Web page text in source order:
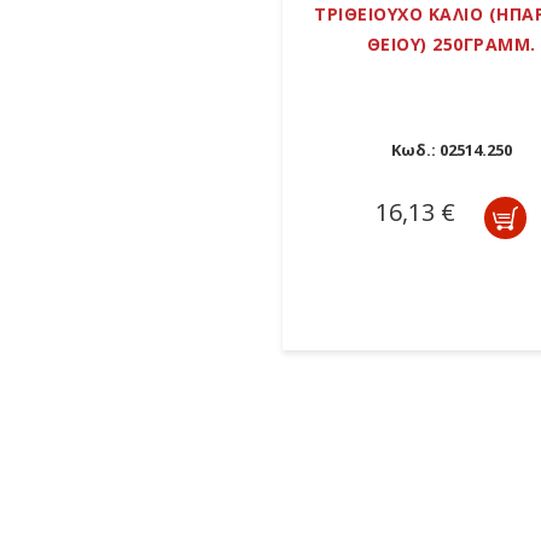
ΤΡΙΘΕΙΟΥΧΟ ΚΑΛΙΟ
ΘΕΙΟΥ) 250ΓΡΑΜΜ.
Κωδ.: 02514.250
16,13 €